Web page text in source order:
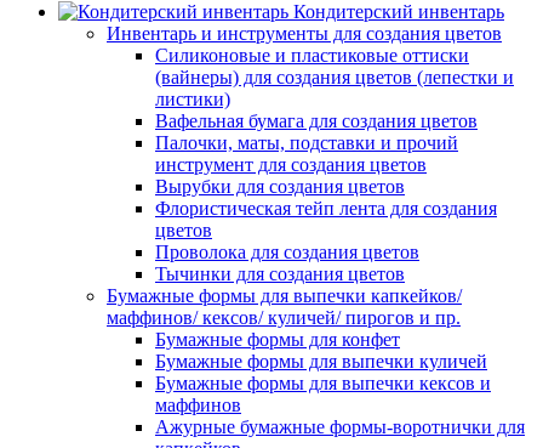
Кондитерский инвентарь
Инвентарь и инструменты для создания цветов
Силиконовые и пластиковые оттиски
(вайнеры) для создания цветов (лепестки и
листики)
Вафельная бумага для создания цветов
Палочки, маты, подставки и прочий
инструмент для создания цветов
Вырубки для создания цветов
Флористическая тейп лента для создания
цветов
Проволока для создания цветов
Тычинки для создания цветов
Бумажные формы для выпечки капкейков/
маффинов/ кексов/ куличей/ пирогов и пр.
Бумажные формы для конфет
Бумажные формы для выпечки куличей
Бумажные формы для выпечки кексов и
маффинов
Ажурные бумажные формы-воротнички для